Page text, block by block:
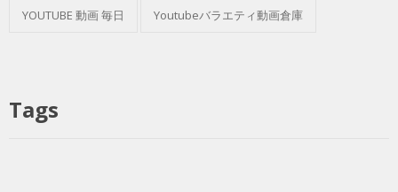
YOUTUBE 動画 毎日 Youtubeバラエティ動画倉庫
Tags